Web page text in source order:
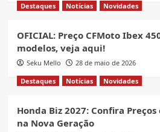
Destaques
Notícias Novidades
OFICIAL: Preço CFMoto Ibex
modelos, veja aqui!
Seku Mello
28 de maio de 2026
Destaques
Notícias Novidades
Honda Biz 2027: Confira
na Nova Geração